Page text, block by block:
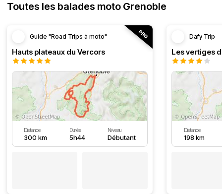
Toutes les balades moto Grenoble
Guide "Road Trips à moto"
Hauts plateaux du Vercors
Distance
300 km
Durée
5h44
Niveau
Débutant
Dafy Trip
Les vertiges
Distance
198 km